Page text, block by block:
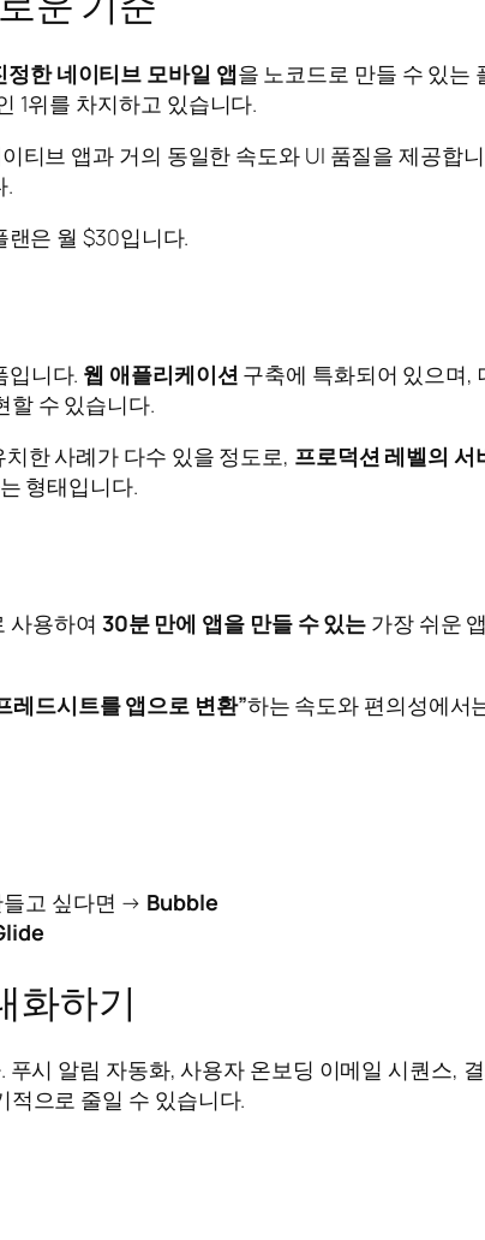
정한 네이티브 모바일 앱을 노코드로 만들 수 있는
1위를 차지하고 있습니다.
티브 앱과 거의 동일한 속도와 UI 품질을 제공합
.
은 월 $30입니다.
입니다. 웹 애플리케이션 구축에 특화되어 있으며,
할 수 있습니다.
한 사례가 다수 있을 정도로, 프로덕션 레벨의 서
형태입니다.
사용하여 30분 만에 앱을 만들 수 있는 가장 쉬운
레드시트를 앱으로 변환”하는 속도와 편의성에서
고 싶다면 → Bubble
화하기
푸시 알림 자동화, 사용자 온보딩 이메일 시퀀스,
으로 줄일 수 있습니다.